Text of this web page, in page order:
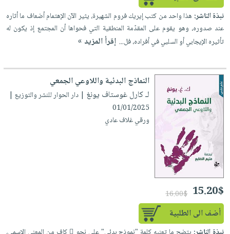
Ai
إختيارات
كتب
صندوق
English
books
بلا
حدود
أسئلة
طرحها
تحميل
iKitab
على
Android
تحميل
iKitab
Apple
أسئلة
يتكرر
طرحها
تحميل
masmu3
على
Android
تحميل
masmu3
على
Apple
المواضيع
الأكثر
مبيعاً
تعليمية
صندوق
القراءة
جوائز
تعليمية
الصحة
الشخصية
الكل
أجهزة
العناية
الشخصية
العناية
وتصفيف
الشعر
العناية
بالجسم
المطبخ
والسفرة
جديد
أواني
الطهي
أدوات
الخبز
متجر
الهدايا
أقسام
نبذة الناشر: هذا واحد من كتب إيريك فروم الشهيرة، يثير الآن الإهتمام أضعاف ما أثاره
عند صدوره، وهو يقوم على المقدّمة المنطقية التي فحواها أن المجتمع إذ يكون له
تأثيره الإيجابي أو السلبي في أفراده، فل... إقرأ المزيد »
النماذج البدئية واللاوعي الجمعي
لـ كارل غوستاف يونغ | دار الحوار للنشر والتوزيع |
01/01/2025
ورقي غلاف عادي
15.20$
16.00$
أضف الى الطلبية